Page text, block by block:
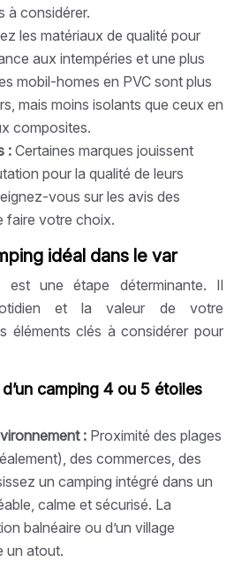
à considérer.
les matériaux de qualité pour
aux intempéries et une plus
mobil-homes en PVC sont plus
mais moins isolants que ceux en
composites.
: Certaines marques jouissent
pour la qualité de leurs
vous sur les avis des
faire votre choix.
idéal dans le var
une étape déterminante. Il
et la valeur de votre
éléments clés à considérer pour
camping 4 ou 5 étoiles
: Proximité des plages
des commerces, des
un camping intégré dans un
calme et sécurisé. La
balnéaire ou d’un village
un atout.